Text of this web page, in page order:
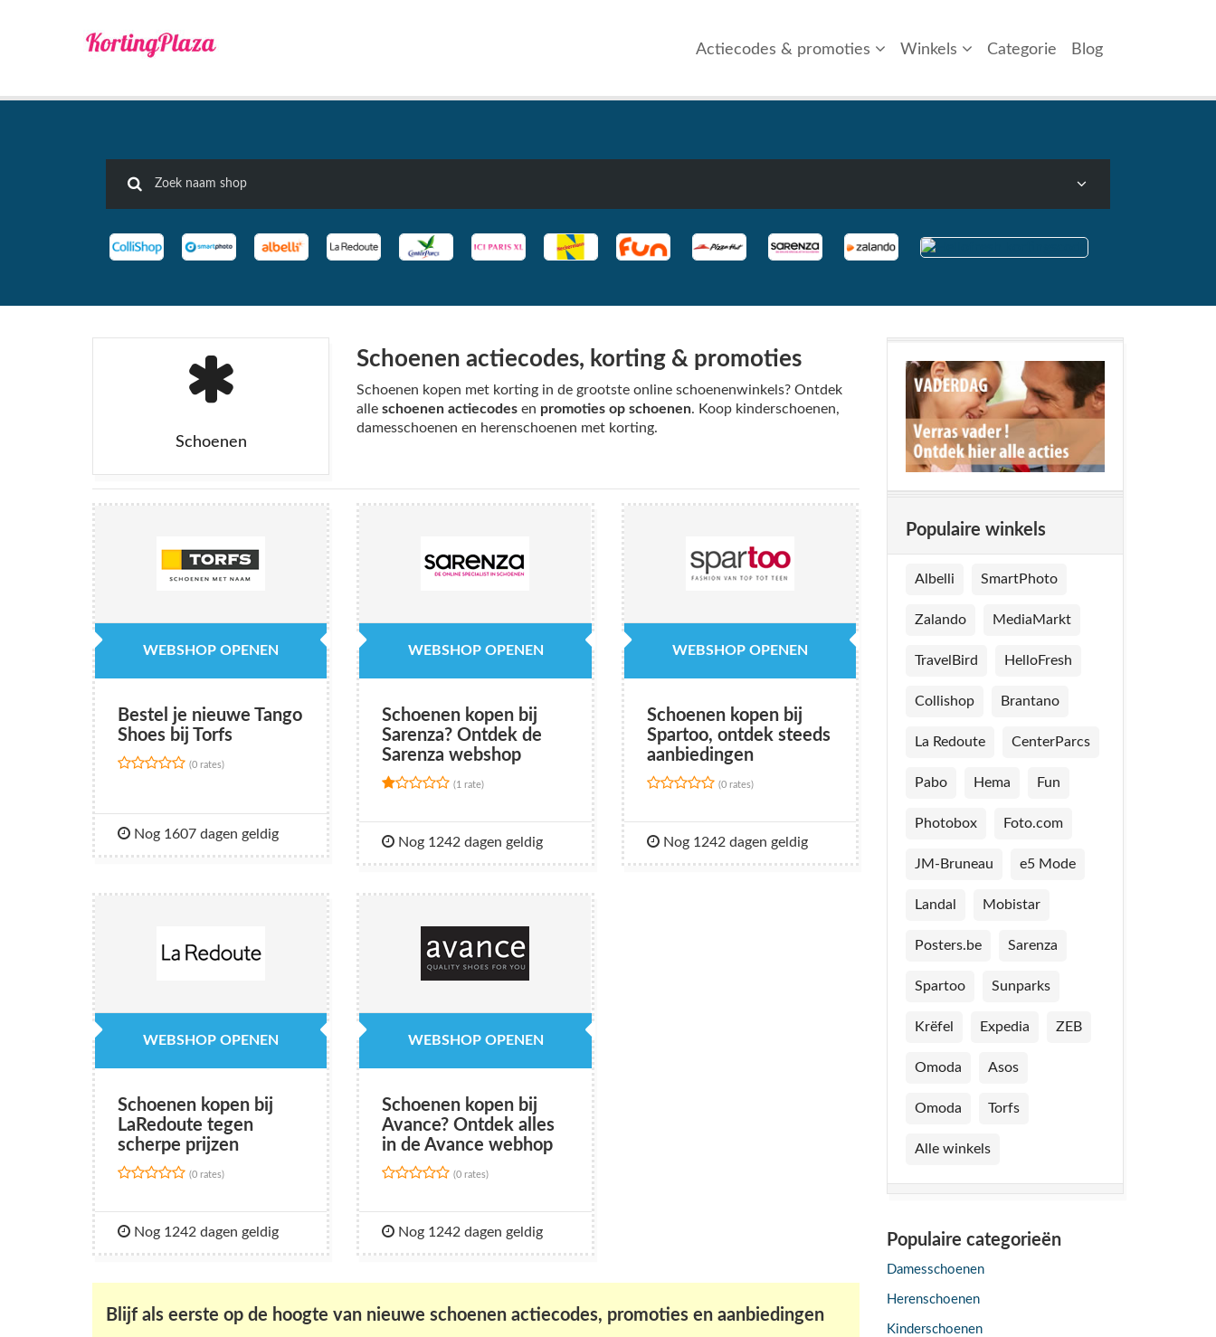
Actiecodes & promoties Winkels Categorie Blog
Schoenen
Schoenen actiecodes, korting & promoties
Schoenen kopen met korting in de grootste online schoenenwinkels? Ontdek
alleschoenen actiecodes en promoties op schoenen. Koop kinderschoenen,
damesschoenen en herenschoenen met korting.
WEBSHOP OPENEN
Bestel je nieuwe Tango
Shoes bij Torfs
(0 rates)
Nog 1607 dagen geldig
WEBSHOP OPENEN
Schoenen kopen bij
Sarenza? Ontdek de
Sarenza webshop
(1 rate)
Nog 1242 dagen geldig
WEBSHOP OPENEN
Schoenen kopen bij
Spartoo, ontdek steeds
aanbiedingen
(0 rates)
Nog 1242 dagen geldig
WEBSHOP OPENEN
Schoenen kopen bij
LaRedoute tegen
scherpe prijzen
(0 rates)
Nog 1242 dagen geldig
WEBSHOP OPENEN
Schoenen kopen bij
Avance? Ontdek alles
in de Avance webhop
(0 rates)
Nog 1242 dagen geldig
Blijf als eerste op de hoogte van nieuwe schoenen actiecodes, promoties en aanbiedingen
Populaire winkels
Albelli SmartPhoto
Zalando MediaMarkt
TravelBird HelloFresh
Collishop Brantano
La Redoute CenterParcs
Pabo Hema Fun
Photobox Foto.com
JM-Bruneau e5 Mode
Landal Mobistar
Posters.be Sarenza
Spartoo Sunparks
Krëfel Expedia ZEB
Omoda Asos
Omoda Torfs
Alle winkels
Populaire categorieën
Damesschoenen
Herenschoenen
Kinderschoenen